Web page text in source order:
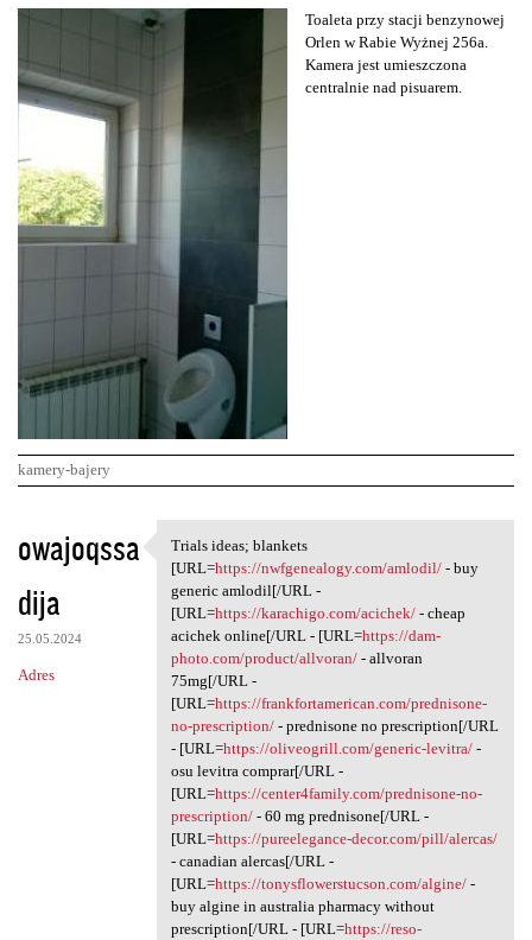
Toaleta przy stacji benzynowej
Orlen w Rabie Wyżnej 256a.
Kamera jest umieszczona
centralnie nad pisuarem.
kamery-bajery
K
o
m
e
n
owajoqssa
dija
25.05.2024
Adres
Trials ideas; blankets [URL
Trials ideas; blankets
[URL=https://nwfgenealogy.com/amlodil/- buy
generic amlodil[/URL -
[URL=https://karachigo.com/acichek/- cheap
acichek online[/URL - [URL=https://dam-
photo.com/product/allvoran/- allvoran
75mg[/URL -
[URL=https://frankfortamerican.com/prednisone-
no-prescription/- prednisone no prescription[/URL
- [URL=https://oliveogrill.com/generic-levitra/-
osu levitra comprar[/URL -
[URL=https://center4family.com/prednisone-no-
prescription/- 60 mg prednisone[/URL -
[URL=https://pureelegance-decor.com/pill/alercas/
- canadian alercas[/URL -
[URL=https://tonysflowerstucson.com/algine/-
buy algine in australia pharmacy without
prescription[/URL - [URL=https://reso-